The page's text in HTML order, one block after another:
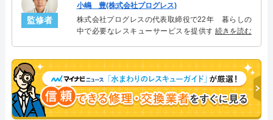
監修者
小嶋 豊(株式会社プログレス)
株式会社プログレスの代表取締役で22年 暮らしの
中で必要なレスキューサービスを提供する株式会社
決。多くのお客様に信頼される「給湯器」のスペシ
ャリスト。
続きを読む